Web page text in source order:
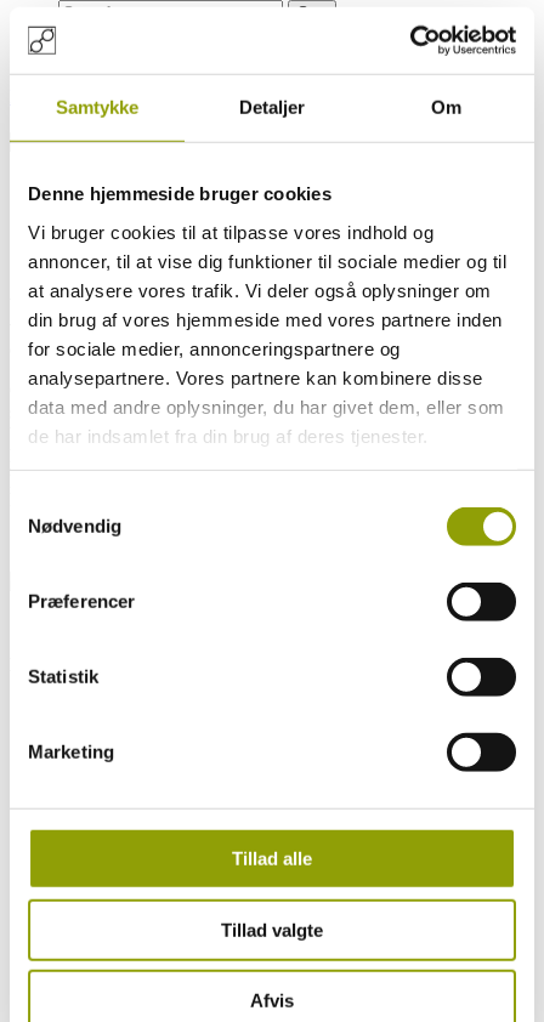
Samtykke Detaljer Om
Denne hjemmeside bruger cookies
Vi bruger cookies til at tilpasse vores indhold og
annoncer, til at vise dig funktioner til sociale medier og til
at analysere vores trafik. Vi deler også oplysninger om
din brug af vores hjemmeside med vores partnere inden
for sociale medier, annonceringspartnere og
analysepartnere. Vores partnere kan kombinere disse
data med andre oplysninger, du har givet dem, eller som
de har indsamlet fra din brug af deres tjenester.
Nødvendig
Præferencer
Statistik
Marketing
Tillad alle
Tillad valgte
Afvis
» Hvem er vi En del af OptikTeam
En del af OptikTeam
Et stærkt alternativ
Vi er medlem af
, der er en frivillig kæde af butikker som
vores. Med ca. 160 butikker er vi én af Danmarks største
optikerkæder.
OptikTeam er en del af NOA – Nordic Optical Alliance Aps – en
sammenslutning af tilsvarende kæder i Norde, der tilsammen køber
briller, glas og kontaktlinser for mere end 2 mia. kr. Derfor får vores
pris på et sortiment, som vi har sammensat til lige netop vores
Et stærkt alternativ
OPTIK TEAM vægter produktets kvalitet højere end lave
priser og slagtilbud
OPTIK TEAM er et stærkt og lokalt alternativ til de
Hos OPTIK TEAM butikkerne bliver du betjent af erfarne og
dygtige optikere
OPTIK TEAM butikkernes bedste reklame er glade og
tilfredse kunder
OPTIK TEAM butikkernes priser er ærlige og
OPTIK TEAM butikkerne har mærker og sortiment, du ikke
finder andre steder
OPTIK TEAM butikkerne har ikke et standardsortiment med